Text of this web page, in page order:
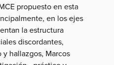
propuesto en esta
en los ejes
la estructura
discordantes,
hallazgos, Marcos